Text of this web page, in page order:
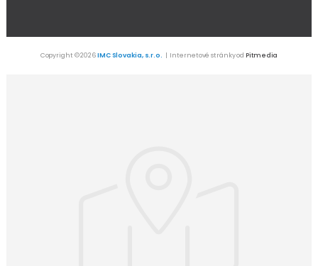
Copyright © 2026IMC Slovakia, s.r.o. | Internetové stránky od Pitmedia